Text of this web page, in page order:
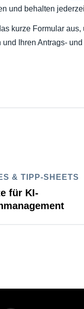
und behalten
kurze Formular
und Ihren Antrags-
& TIPP-SHEETS
für KI-